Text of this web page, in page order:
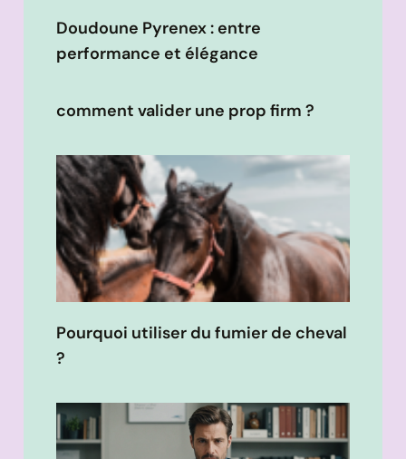
Doudoune Pyrenex : entre
performance et élégance
comment valider une prop firm ?
Pourquoi utiliser du fumier de cheval
?